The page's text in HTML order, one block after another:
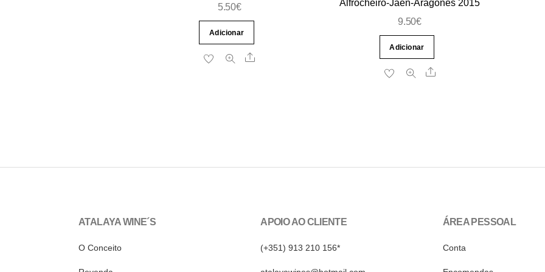
5.50€
Adicionar
Share
Alfrocheiro-Jaen-Aragonês 2015
9.50€
Adicionar
Share
ATALAYA WINE´S
O Conceito
APOIO AO CLIENTE
(+351) 913 210 156*
ÁREA PESSOAL
Conta